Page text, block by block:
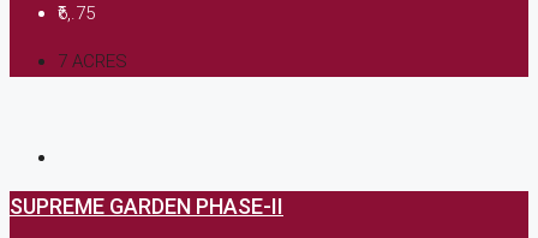
₹6,.75
7 ACRES
SUPREME GARDEN PHASE-II